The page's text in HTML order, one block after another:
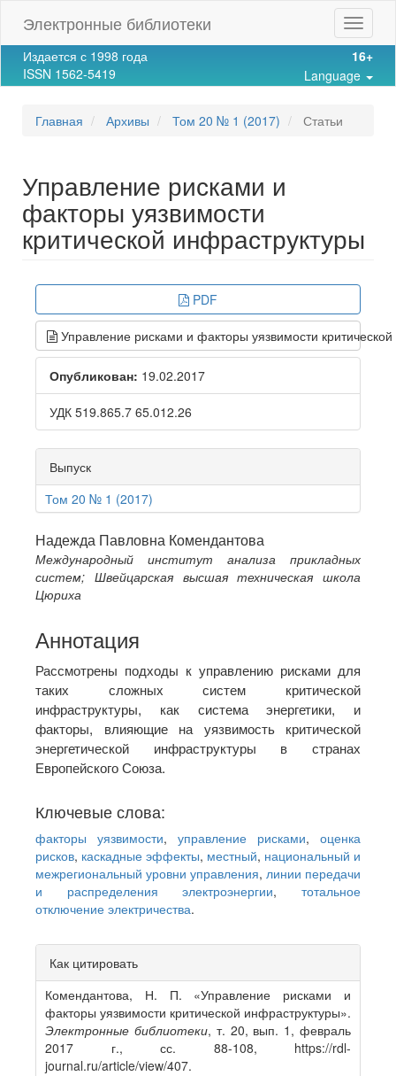
Navigation
Main
Content
Sidebar
Toggle
Электронные библиотеки
Издается с 1998 года
ISSN 1562-5419
16+
Language
Главная Архивы Том 20 № 1 (2017) Статьи
Управление рисками и
факторы уязвимости
критической инфраструктуры
Article
Sidebar
PDF
Управление рисками и факторы уязвимости
Опубликован: 19.02.2017
УДК 519.865.7 65.012.26
Выпуск
Том 20 № 1 (2017)
Main
Article
Content
Надежда Павловна Комендантова
Международный институт анализа прикладных
систем; Швейцарская высшая техническая школа
Цюриха
Аннотация
Рассмотрены подходы к управлению рисками для
таких сложных систем критической
инфраструктуры, как система энергетики, и
факторы, влияющие на уязвимость критической
энергетической инфраструктуры в странах
Европейского Союза.
Ключевые слова:
факторы уязвимости, управление рисками, оценка
рисков, каскадные эффекты, местный, национальный и
межрегиональный уровни управления, линии передачи
и распределения электроэнергии,тотальное
отключение электричества.
Article
Details
Как цитировать
Комендантова, Н. П. «Управление рисками и
факторы уязвимости критической инфраструктуры».
Электронные библиотеки, т. 20, вып. 1, февраль
2017 г., сс. 88-108, https://rdl-
journal.ru/article/view/407.